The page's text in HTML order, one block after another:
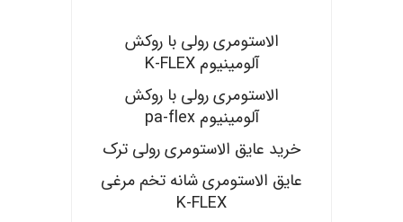
الاستومری رولی با روکش
آلومینیوم K-FLEX
الاستومری رولی با روکش
آلومینیوم pa-flex
خرید عایق الاستومری رولی ترک
عایق الاستومری شانه تخم مرغی
K-FLEX